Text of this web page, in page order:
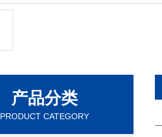
产品分类
PRODUCT CATEGORY